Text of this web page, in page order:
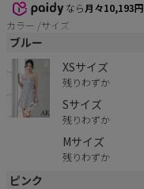
なら月々10,193円
カラー
サイズ
ブルー
XSサイズ
残りわずか
Sサイズ
残りわずか
Mサイズ
残りわずか
ピンク